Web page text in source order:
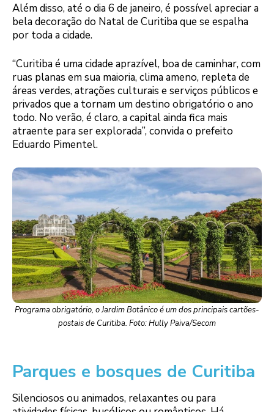
Além disso, até o dia 6 de janeiro, é possível apreciar a
bela decoração do Natal de Curitiba que se espalha
por toda a cidade.
“Curitiba é uma cidade aprazível, boa de caminhar, com
ruas planas em sua maioria, clima ameno, repleta de
áreas verdes, atrações culturais e serviços públicos e
privados que a tornam um destino obrigatório o ano
todo. No verão, é claro, a capital ainda fica mais
atraente para ser explorada”, convida o prefeito
Eduardo Pimentel.
Programa obrigatório, o Jardim Botânico é um dos principais cartões-
postais de Curitiba. Foto: Hully Paiva/Secom
Parques e bosques de Curitiba
Silenciosos ou animados, relaxantes ou para